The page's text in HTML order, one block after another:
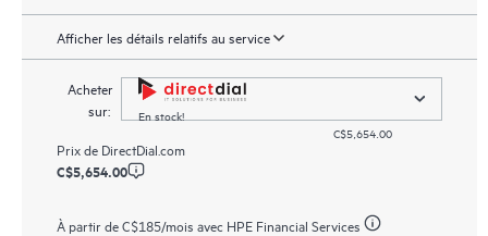
Afficher les détails relatifs au service
Acheter
sur:
En stock!
C$5,654.00
Prix de DirectDial.com
C$5,654.00
À partir deC$185/mois avec HPE Financial Services